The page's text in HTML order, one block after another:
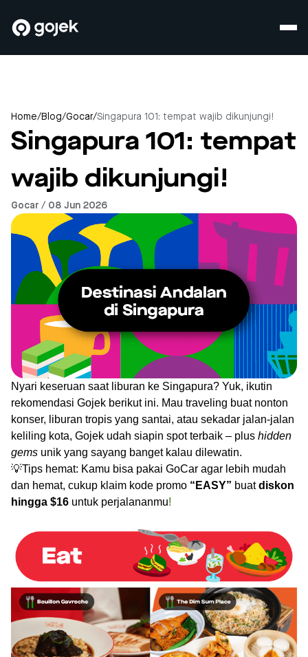
Home/Blog/Gocar/Singapura 101: tempat wajib dikunjungi!
Singapura 101: tempat
wajib dikunjungi!
Gocar / 08 Jun 2026
Nyari keseruan saat liburan ke Singapura? Yuk, ikutin
rekomendasi Gojek berikut ini. Mau traveling buat nonton
konser, liburan tropis yang santai, atau sekadar jalan-jalan
keliling kota, Gojek udah siapin spot terbaik – plus hidden
gems unik yang sayang banget kalau dilewatin.
💡Tips hemat: Kamu bisa pakai GoCar agar lebih mudah
dan hemat, cukup klaim kode promo “EASY” buatdiskon
hingga $16 untuk perjalananmu!